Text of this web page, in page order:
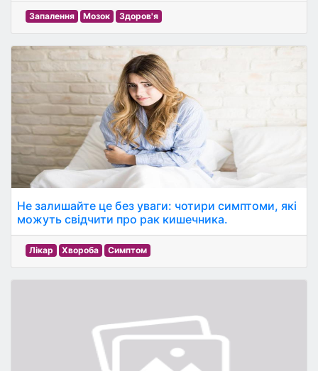
Запалення Мозок Здоров'я
Не залишайте це без уваги: чотири симптоми, які
можуть свідчити про рак кишечника.
Лікар Хвороба Симптом